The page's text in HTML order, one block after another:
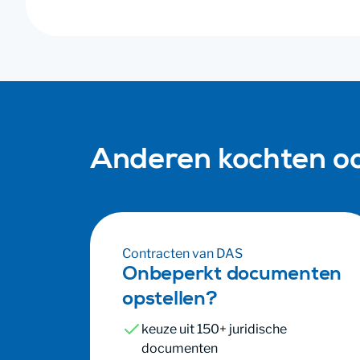
Anderen kochten
Contracten van DAS
Onbeperkt documenten
opstellen?
keuze uit 150+ juridische
documenten